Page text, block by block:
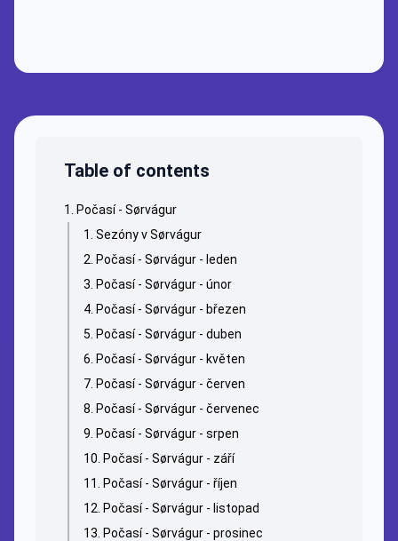
Table of contents
Počasí - Sørvágur
Sezóny v Sørvágur
Počasí - Sørvágur - leden
Počasí - Sørvágur - únor
Počasí - Sørvágur - březen
Počasí - Sørvágur - duben
Počasí - Sørvágur - květen
Počasí - Sørvágur - červen
Počasí - Sørvágur - červenec
Počasí - Sørvágur - srpen
Počasí - Sørvágur - září
Počasí - Sørvágur - říjen
Počasí - Sørvágur - listopad
Počasí - Sørvágur - prosinec